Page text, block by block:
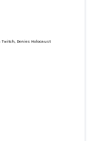
Twitch, Denies Holocaust